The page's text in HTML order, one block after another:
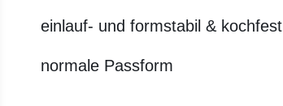
einlauf- und formstabil & kochfest
normale Passform